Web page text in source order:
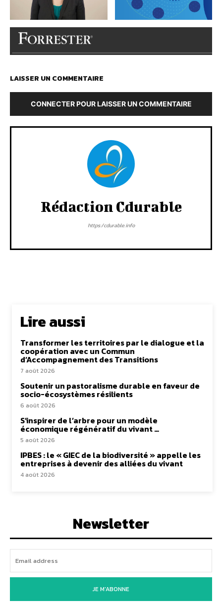
LAISSER UN COMMENTAIRE
CONNECTER POUR LAISSER UN COMMENTAIRE
Rédaction Cdurable
https:/cdurable.info
Lire aussi
Transformer les territoires par le dialogue et la
coopération avec un Commun
d’Accompagnement des Transitions
7 août 2026
Soutenir un pastoralisme durable en faveur de
socio-écosystèmes résilients
6 août 2026
S’inspirer de l’arbre pour un modèle
économique régénératif du vivant …
5 août 2026
IPBES : le « GIEC de la biodiversité » appelle les
entreprises à devenir des alliées du vivant
4 août 2026
Newsletter
JE M'ABONNE